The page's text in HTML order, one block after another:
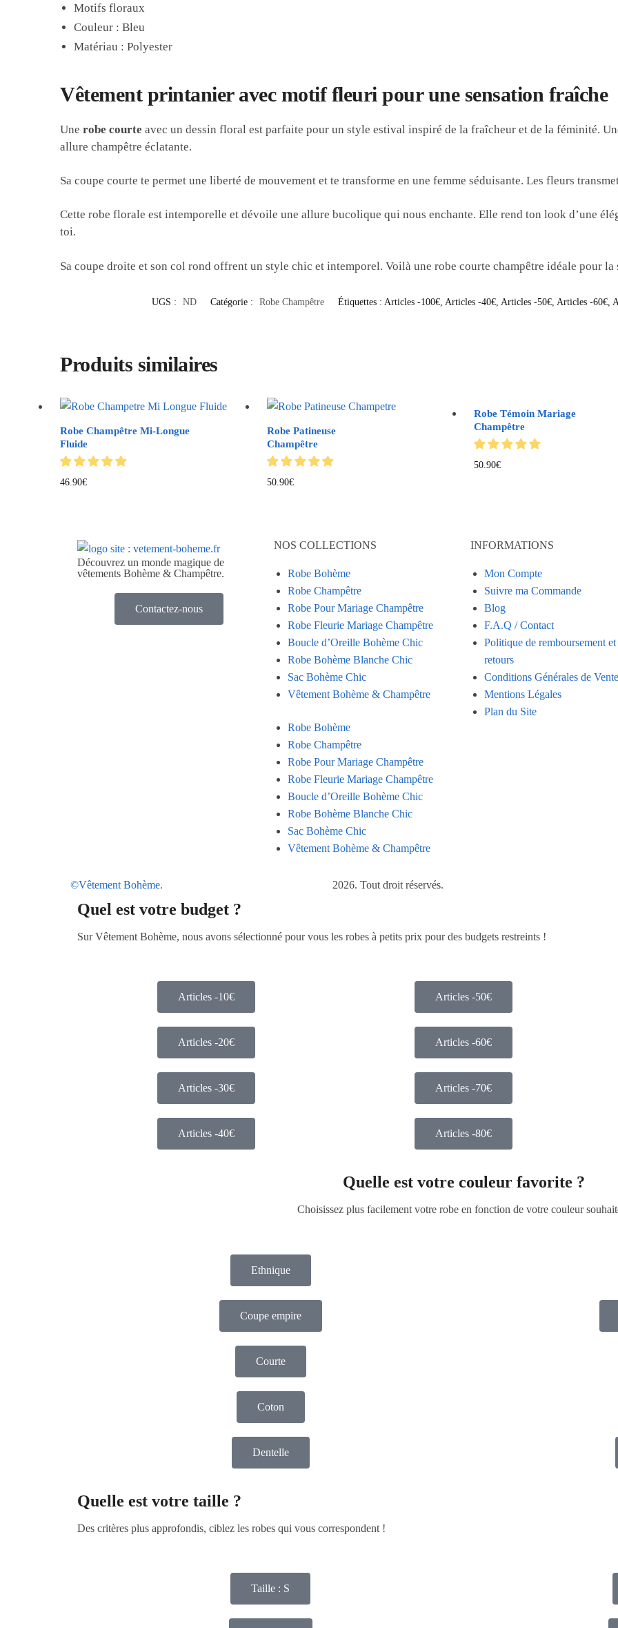
Motifs floraux
Couleur : Bleu
Matériau : Polyester
Vêtement printanier avec motif fleuri pour une sensation fraîche
Unerobe courte avec un dessin floral est parfaite pour un style estival inspiré de la fraîcheur et de la féminité.
allure champêtre éclatante.
Sa coupe courte te permet une liberté de mouvement et te transforme en une femme séduisante. Les fleurs
Cette robe florale est intemporelle et dévoile une allure bucolique qui nous enchante. Elle rend ton look d’une
toi.
Sa coupe droite et son col rond offrent un style chic et intemporel. Voilà une robe courte champêtre idéale pour la
UGS : ND Catégorie : Robe Champêtre Étiquettes : Articles -100€ Articles -40€ Articles -50€ Articles -60€
Produits similaires
Robe Champêtre Mi-Longue
Fluide
46.90€
Robe Patineuse
Champêtre
50.90€
Robe Témoin Mariage
Champêtre
50.90€
Découvrez un monde magique de
vêtements Bohème & Champêtre.
Contactez-nous
NOS COLLECTIONS
Robe Bohème
Robe Champêtre
Robe Pour Mariage Champêtre
Robe Fleurie Mariage Champêtre
Boucle d’Oreille Bohème Chic
Robe Bohème Blanche Chic
Sac Bohème Chic
Vêtement Bohème & Champêtre
Robe Bohème
Robe Champêtre
Robe Pour Mariage Champêtre
Robe Fleurie Mariage Champêtre
Boucle d’Oreille Bohème Chic
Robe Bohème Blanche Chic
Sac Bohème Chic
Vêtement Bohème & Champêtre
INFORMATIONS
Mon Compte
Suivre ma Commande
Blog
F.A.Q / Contact
Politique de remboursement et
retours
Conditions Générales de
Mentions Légales
Plan du Site
©Vêtement Bohème. 2026. Tout droit réservés.
Quel est votre budget ?
Sur Vêtement Bohème, nous avons sélectionné pour vous les robes à petits prix pour des budgets restreints !
Articles -10€ Articles -50€
Articles -20€ Articles -60€
Articles -30€ Articles -70€
Articles -40€ Articles -80€
Quelle est votre couleur favorite ?
Choisissez plus facilement votre robe en fonction de votre couleur
Ethnique
Coupe empire
Courte
Coton
Dentelle
Quelle est votre taille ?
Des critères plus approfondis, ciblez les robes qui vous correspondent !
Taille : S